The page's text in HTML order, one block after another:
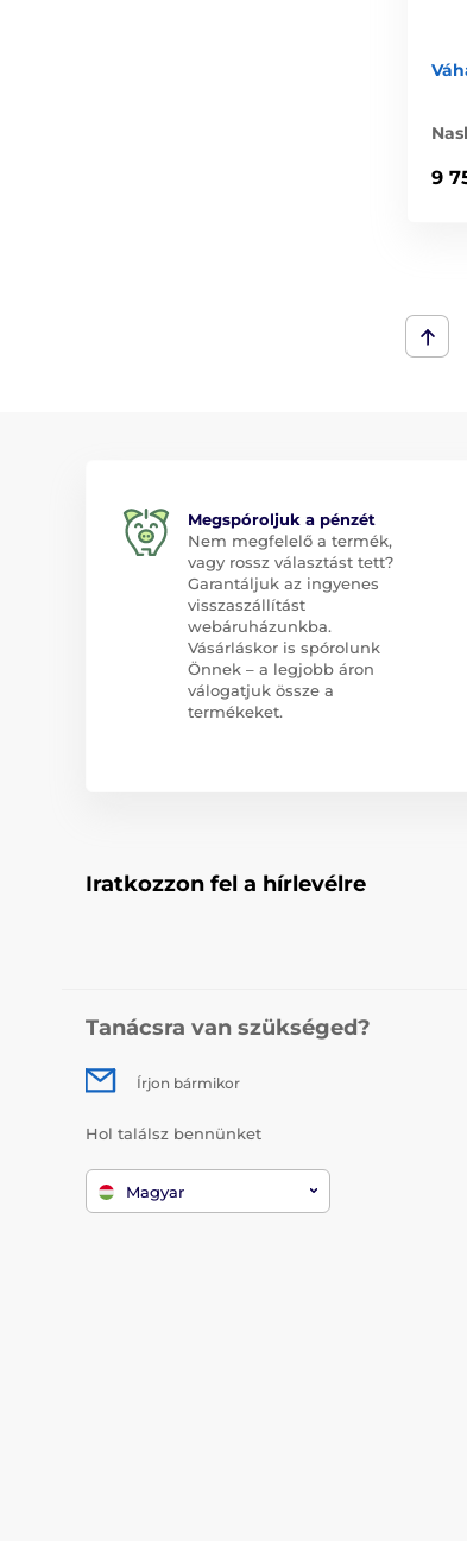
9
Megspóroljuk a pénzét
Nem megfelelő a termék,
vagy rossz választást tett?
Garantáljuk az ingyenes
visszaszállítást
webáruházunkba.
Vásárláskor is spórolunk
Önnek – a legjobb áron
válogatjuk össze a
termékeket.
Iratkozzon fel a hírlevélre
Tanácsra van szükséged?
Írjon bármikor
Hol találsz bennünket
Magyar